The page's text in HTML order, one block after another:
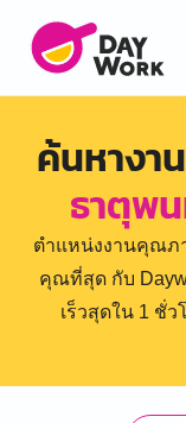
ค้นหางา
ธาตุพ
ตำแหน่งงานคุณภ
คุณที่สุด กับ
เร็วสุดใน 1 ชั่